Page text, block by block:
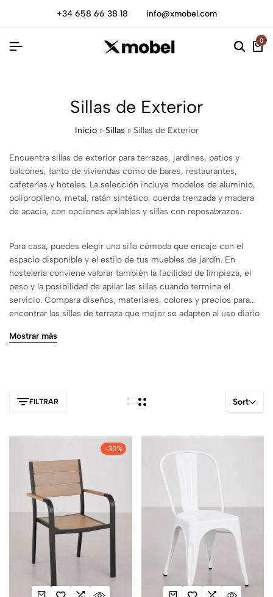
+34 658 66 38 18 info@xmobel.com
0
Sillas de Exterior
Inicio» Sillas » Sillas de Exterior
Encuentra sillas de exterior para terrazas, jardines, patios y
balcones, tanto de viviendas como de bares, restaurantes,
cafeterías y hoteles. La selección incluye modelos de aluminio,
polipropileno, metal, ratán sintético, cuerda trenzada y madera
de acacia, con opciones apilables y sillas con reposabrazos.
Para casa, puedes elegir una silla cómoda que encaje con el
espacio disponible y el estilo de tus muebles de jardín. En
hostelería conviene valorar también la facilidad de limpieza, el
peso y la posibilidad de apilar las sillas cuando termina el
servicio. Compara diseños, materiales, colores y precios para
encontrar las sillas de terraza que mejor se adapten al uso diario
Mostrar más
FILTRAR Sort
-30%